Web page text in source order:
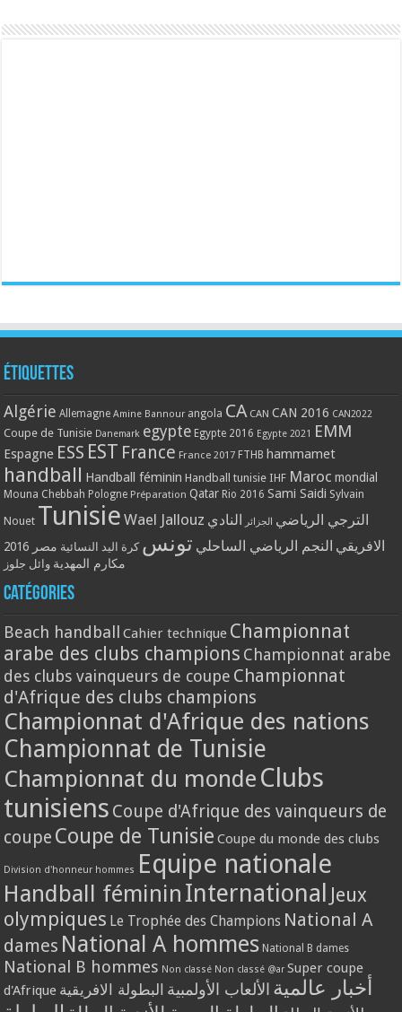
Étiquettes
Algérie Allemagne Amine Bannour angola CA CAN CAN 2016 CAN2022
Coupe de Tunisie Danemark egypte Egypte 2016 Egypte 2021 EMM
Espagne ESS EST France France 2017 FTHB hammamet
handball Handball féminin Handball tunisie IHF Maroc mondial
Mouna Chebbah Pologne Préparation Qatar Rio 2016 Sami Saidi Sylvain
Nouet Tunisie Wael Jallouz الترجي الرياضي الجزائر النادي
الافريقي النجم الرياضي الساحلي تونس كرة اليد النسائية مصر 2016
مكارم المهدية وائل جلوز
Catégories
Beach handball Cahier technique Championnat
arabe des clubs champions Championnat arabe
des clubs vainqueurs de coupe Championnat
d'Afrique des clubs champions
Championnat d'Afrique des nations
Championnat de Tunisie
Championnat du monde Clubs
tunisiens Coupe d'Afrique des vainqueurs de
coupe Coupe de Tunisie Coupe du monde des clubs
Division d'honneur hommes Equipe nationale
Handball féminin International Jeux
olympiques Le Trophée des Champions National A
dames National A hommes National B dames
National B hommes Non classé Non classé @ar Super coupe
d'Afrique
أخبار عالمية الألعاب الأولمبية البطولة الافريقية